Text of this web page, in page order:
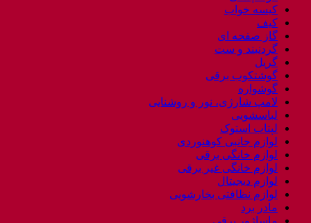
کیسه خواب
کیف
گاز صفحه ای
گردنبند و ست
گریل
گوشتکوب برقی
گوشواره
لامپ شارژی، نور و روشنایی
لباسشویی
لپتاب استوک
لوازم جانبی کوهنوردی
لوازم خانگی برقی
لوازم خانگی غیر برقی
لوازم دیجیتال
لوازم نظافتی بخارشویی
مادر برد
ماساژور برقی